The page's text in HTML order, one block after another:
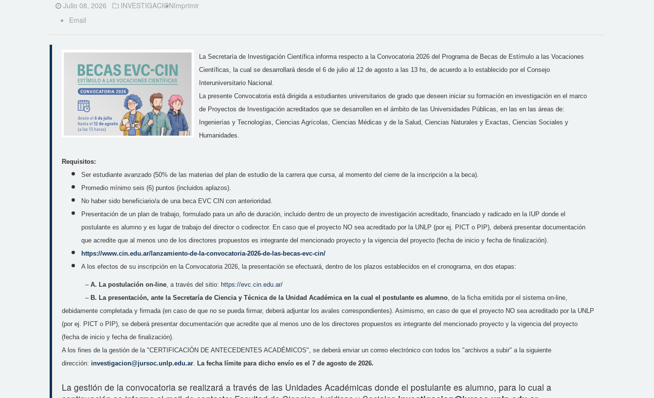
Julio 08, 2026 INVESTIGACIONImprimir
Email
La Secretaría de Investigación Científica informa respecto a la Convocatoria 2026 del Programa de Becas de Estímulo a las Vocaciones
Científicas, la cual se desarrollará desde el 6 de julio al 12 de agosto a las 13 hs, de acuerdo a lo establecido por el Consejo
Interuniversitario Nacional.
La presente Convocatoria está dirigida a estudiantes universitarios de grado que deseen iniciar su formación en investigación en el marco
de Proyectos de Investigación acreditados que se desarrollen en el ámbito de las Universidades Públicas, en las en las áreas de:
Ingenierías y Tecnologías, Ciencias Agrícolas, Ciencias Médicas y de la Salud, Ciencias Naturales y Exactas, Ciencias Sociales y
Humanidades.
Requisitos:
Ser estudiante avanzado (50% de las materias del plan de estudio de la carrera que cursa, al momento del cierre de la inscripción a la beca).
Promedio mínimo seis (6) puntos (incluidos aplazos).
No haber sido beneficiario/a de una beca EVC CIN con anterioridad.
Presentación de un plan de trabajo, formulado para un año de duración, incluido dentro de un proyecto de investigación acreditado, financiado y radicado en la IUP donde el
postulante es alumno y es lugar de trabajo del director o codirector. En caso que el proyecto NO sea acreditado por la UNLP (por ej. PICT o PIP), deberá presentar documentación
que acredite que al menos uno de los directores propuestos es integrante del mencionado proyecto y la vigencia del proyecto (fecha de inicio y fecha de finalización).
https://www.cin.edu.ar/ lanzamiento-de-la-convocatoria-2026-de-las-becas-evc-cin/
A los efectos de su inscripción en la Convocatoria 2026, la presentación se efectuará, dentro de los plazos establecidos en el cronograma, en dos etapas:
– A. La postulación on-line, a través del sitio: https://evc.cin.edu.ar/
–B. La presentación, ante la Secretaría de Ciencia y Técnica de la Unidad Académica en la cual el postulante es alumno, de la ficha emitida por el sistema on-line,
debidamente completada y firmada (en caso de que no se pueda firmar, deberá adjuntar los avales correspondientes). Asimismo, en caso de que el proyecto NO sea acreditado por la UNLP
(por ej. PICT o PIP), se deberá presentar documentación que acredite que al menos uno de los directores propuestos es integrante del mencionado proyecto y la vigencia del proyecto
(fecha de inicio y fecha de finalización).
A los fines de la gestión de la "CERTIFICACIÓN DE ANTECEDENTES ACADÉMICOS", se deberá enviar un correo electrónico con todos los "archivos a subir" a la siguiente
dirección: investigacion@jursoc.unlp.edu.ar. La fecha límite para dicho envío es el 7 de agosto de 2026.
La gestión de la convocatoria se realizará a través de las Unidades Académicas donde el postulante es alumno, para lo cual a